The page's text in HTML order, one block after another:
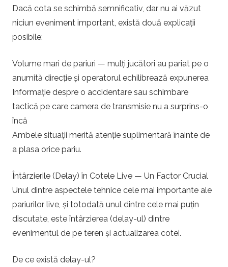
Dacă cota se schimbă semnificativ, dar nu ai văzut
niciun eveniment important, există două explicații
posibile:
Volume mari de pariuri — mulți jucători au pariat pe o
anumită direcție și operatorul echilibrează expunerea
Informație despre o accidentare sau schimbare
tactică pe care camera de transmisie nu a surprins-o
încă
Ambele situații merită atenție suplimentară înainte de
a plasa orice pariu.
Întârzierile (Delay) în Cotele Live — Un Factor Crucial
Unul dintre aspectele tehnice cele mai importante ale
pariurilor live, și totodată unul dintre cele mai puțin
discutate, este întârzierea (delay-ul) dintre
evenimentul de pe teren și actualizarea cotei.
De ce există delay-ul?